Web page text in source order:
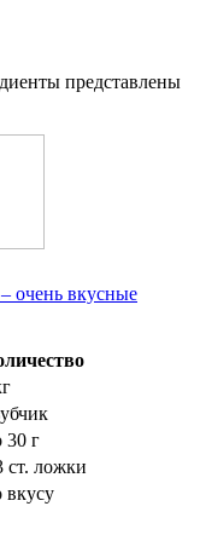
представлены
очень вкусные
30 г
ст. ложки
вкусу